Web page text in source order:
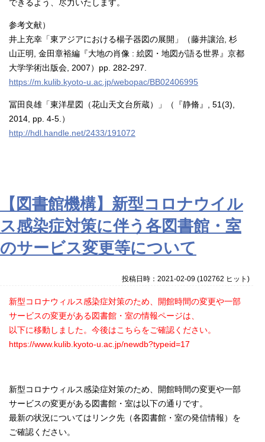
できるよう、尽力いたします。
参考文献）
井上充幸「東アジアにおける楊子器図の展開」（藤井讓治, 杉
山正明, 金田章裕編『大地の肖像 : 絵図・地図が語る世界』京都
大学学術出版会, 2007）pp. 282-297.
https://m.kulib.kyoto-u.ac.jp/webopac/BB02406995
冨田良雄「東洋星図（花山天文台所蔵）」（『静脩』, 51(3),
2014, pp. 4-5.）
http://hdl.handle.net/2433/191072
【図書館機構】新型コロナウイル
ス感染症対策に伴う各図書館・室
のサービス変更等について
投稿日時：2021-02-09(102762 ヒット )
新型コロナウィルス感染症対策のため、開館時間の変更や一部
サービスの変更がある図書館・室の情報ページは、
以下に移動しました。今後はこちらをご確認ください。
https://www.kulib.kyoto-u.ac.jp/newdb?typeid=17
新型コロナウィルス感染症対策のため、開館時間の変更や一部
サービスの変更がある図書館・室は以下の通りです。
最新の状況についてはリンク先（各図書館・室の発信情報）を
ご確認ください。